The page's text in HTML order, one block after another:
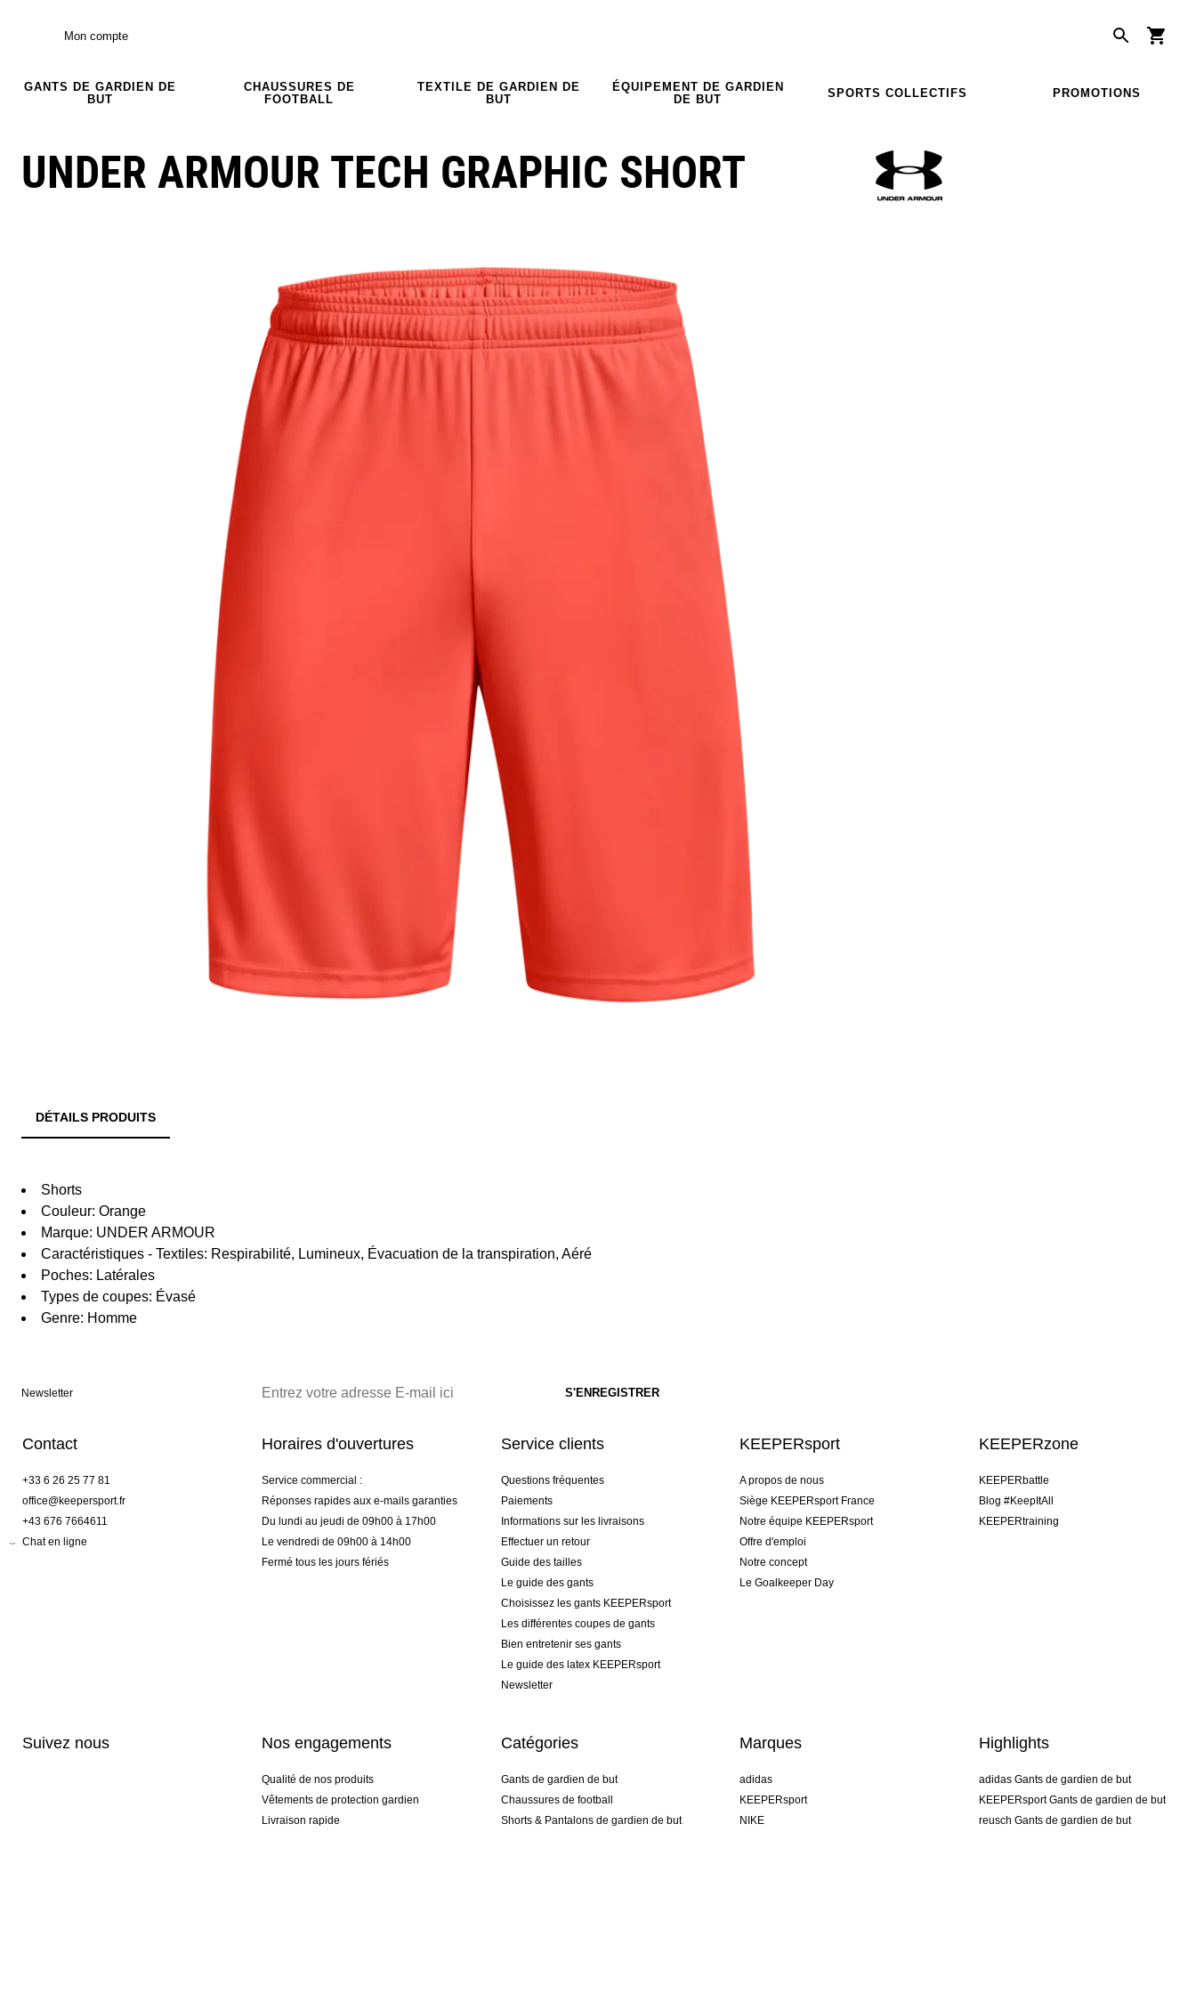
Mon compte
GANTS DE GARDIEN DE
BUT
CHAUSSURES DE
FOOTBALL
TEXTILE DE GARDIEN DE
BUT
ÉQUIPEMENT DE GARDIEN
DE BUT
SPORTS COLLECTIFS PROMOTIONS
UNDER ARMOUR TECH GRAPHIC SHORT
DÉTAILS PRODUITS
Shorts
Couleur: Orange
Marque: UNDER ARMOUR
Caractéristiques - Textiles: Respirabilité, Lumineux, Évacuation de la transpiration, Aéré
Poches: Latérales
Types de coupes: Évasé
Genre: Homme
Newsletter
Contact
+33 6 26 25 77 81
office@keepersport.fr
+43 676 7664611
Chat en ligne
Horaires d'ouvertures
Service commercial :
Réponses rapides aux e-mails garanties
Du lundi au jeudi de 09h00 à 17h00
Le vendredi de 09h00 à 14h00
Fermé tous les jours fériés
Service clients
Questions fréquentes
Paiements
Informations sur les livraisons
Effectuer un retour
Guide des tailles
Le guide des gants
Choisissez les gants KEEPERsport
Les différentes coupes de gants
Bien entretenir ses gants
Le guide des latex KEEPERsport
Newsletter
KEEPERsport
A propos de nous
Siège KEEPERsport France
Notre équipe KEEPERsport
Offre d'emploi
Notre concept
Le Goalkeeper Day
KEEPERzone
KEEPERbattle
Blog #KeepItAll
KEEPERtraining
Suivez nous Nos engagements
Qualité de nos produits
Vêtements de protection gardien
Livraison rapide
Catégories
Gants de gardien de but
Chaussures de football
Shorts & Pantalons de gardien de but
Marques
adidas
KEEPERsport
NIKE
Highlights
adidas Gants de gardien de but
KEEPERsport Gants de gardien de but
reusch Gants de gardien de but